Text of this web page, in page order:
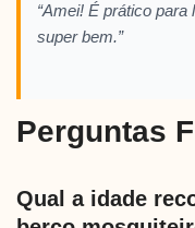
“Amei! É prático
super bem.”
Perguntas
Qual a idade